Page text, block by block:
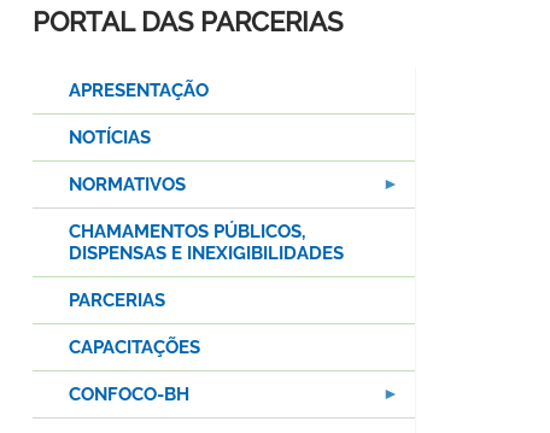
PORTAL DAS PARCERIAS
APRESENTAÇÃO
NOTÍCIAS
NORMATIVOS
CHAMAMENTOS PÚBLICOS,
DISPENSAS E INEXIGIBILIDADES
PARCERIAS
CAPACITAÇÕES
CONFOCO-BH